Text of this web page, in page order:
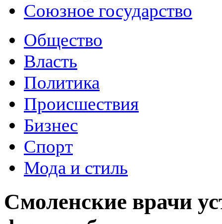
Союзное государство
Общество
Власть
Политика
Происшествия
Бизнес
Спорт
Мода и стиль
Смоленские врачи